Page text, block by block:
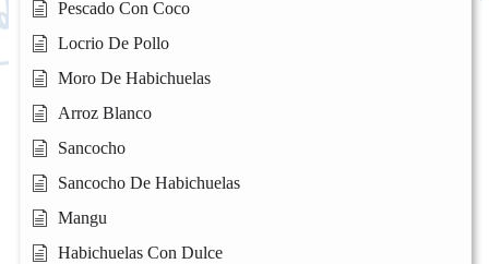
Pescado Con Coco
Locrio De Pollo
Moro De Habichuelas
Arroz Blanco
Sancocho
Sancocho De Habichuelas
Mangu
Habichuelas Con Dulce